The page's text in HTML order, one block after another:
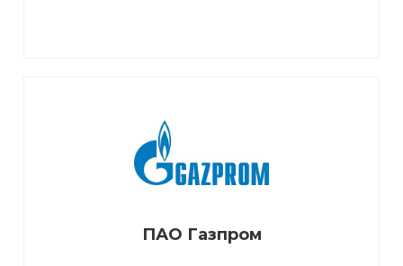
ПАО Газпром